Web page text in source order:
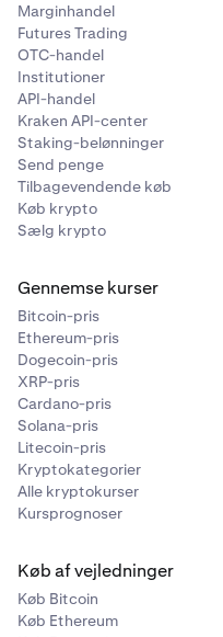
Marginhandel
Futures Trading
OTC-handel
Institutioner
API-handel
Kraken API-center
Staking-belønninger
Send penge
Tilbagevendende køb
Køb krypto
Sælg krypto
Gennemse kurser
Bitcoin-pris
Ethereum-pris
Dogecoin-pris
XRP-pris
Cardano-pris
Solana-pris
Litecoin-pris
Kryptokategorier
Alle kryptokurser
Kursprognoser
Køb af vejledninger
Køb Bitcoin
Køb Ethereum